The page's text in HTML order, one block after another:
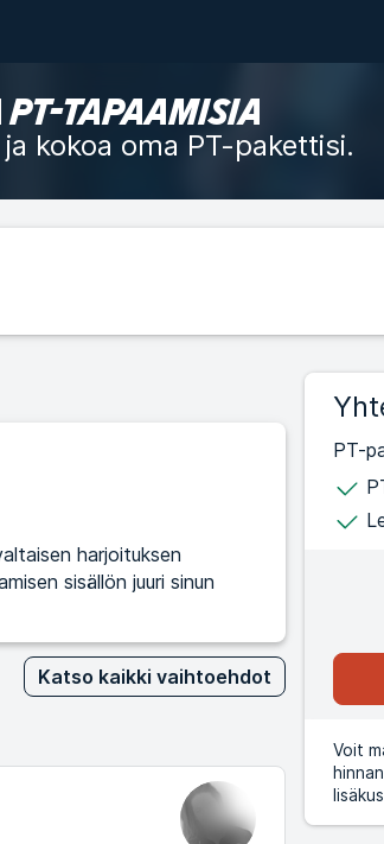
PT-TAPAAMISIA
kokoa oma PT-pakettisi.
harjoituksen
sisällön juuri sinun
Katso kaikki vaihtoehdot
PT-
Voit